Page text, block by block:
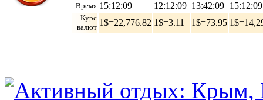
Время 15:12:10 12:12:10 13:42:10 15:12:10
Курс
валют 1$=22,776.82 1$=3.11 1$=73.95